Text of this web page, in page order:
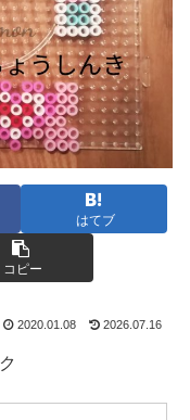
はてブ
コピー
2020.01.08 2026.07.16